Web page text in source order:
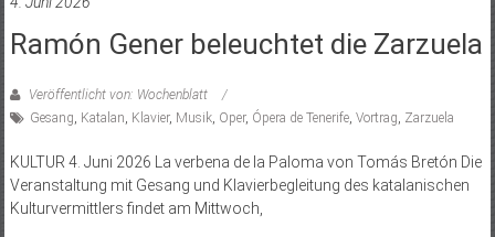
Ramón Gener beleuchtet die Zarzuela
Veröffentlicht von: Wochenblatt
Gesang Katalan Klavier, Musik, Oper, Ópera de Tenerife, Vortrag Zarzuela
KULTUR 4. Juni 2026 La verbena de la Paloma von Tomás Bretón Die
Veranstaltung mit Gesang und Klavierbegleitung des katalanischen
Kulturvermittlers findet am Mittwoch,